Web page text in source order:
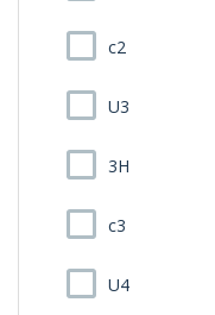
c2
U3
3H
c3
U4